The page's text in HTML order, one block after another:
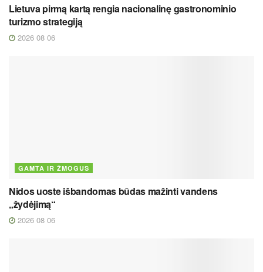
Lietuva pirmą kartą rengia nacionalinę gastronominio
turizmo strategiją
2026 08 06
GAMTA IR ŽMOGUS
Nidos uoste išbandomas būdas mažinti vandens
„žydėjimą“
2026 08 06